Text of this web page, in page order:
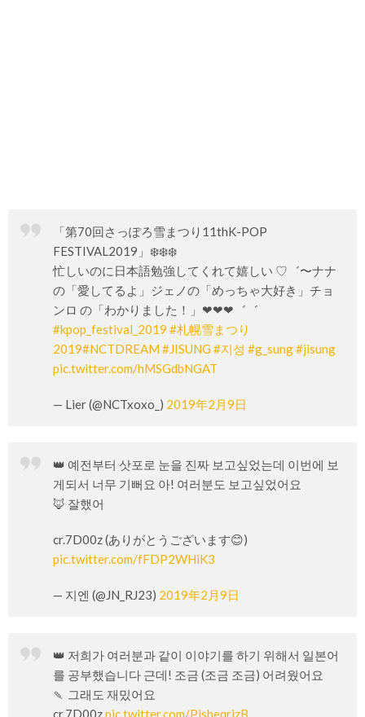
「第70回さっぽろ雪まつり11thK-POP
FESTIVAL2019」❄️❄️❄️
忙しいのに日本語勉強してくれて嬉しい ♡゛〜ナナ
の「愛してるよ」ジェノの「めっちゃ大好き」チョ
ンロ の「わかりました！」❤︎❤︎❤︎゛゛
#kpop_festival_2019 #札幌雪まつり
2019#NCTDREAM #JISUNG #지성 #g_sung#jisung
pic.twitter.com/hMSGdbNGAT
— Lier (@NCTxoxo_) 2019年2月9日
👑 예전부터 삿포로 눈을 진짜 보고싶었는데 이번에 보
게되서 너무 기뻐요 아! 여러분도 보고싶었어요
🦊 잘했어
cr.7D00z (ありがとうございます😊)
pic.twitter.com/fFDP2WHiK3
— 지엔 (@JN_RJ23) 2019年2月9日
👑 저희가 여러분과 같이 이야기를 하기 위해서 일본어
를 공부했습니다 근데! 조금 (조금 조금) 어려웠어요
🍡 그래도 재밌어요
cr.7D00zpic.twitter.com/PjsheqrjzB